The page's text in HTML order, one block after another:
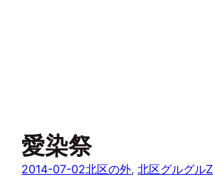
愛染祭
2014-07-02北区の外, 北区グルグルZ